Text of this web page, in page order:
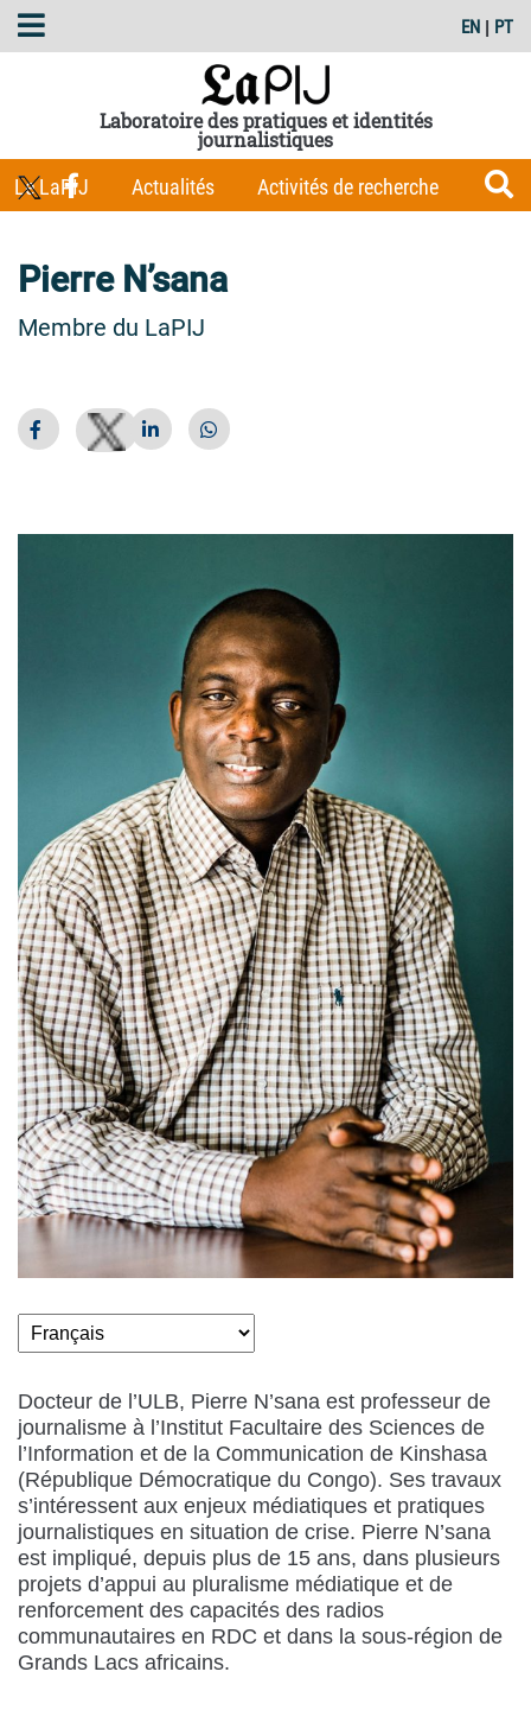
EN | PT
Laboratoire des pratiques et identités
journalistiques
Le LaPIJ
Actualités Activités de recherche
Publications
Pierre N’sana
Membre du LaPIJ
Docteur de l’ULB, Pierre N’sana est professeur de
journalisme à l’Institut Facultaire des Sciences de
l’Information et de la Communication de Kinshasa
(République Démocratique du Congo). Ses travaux
s’intéressent aux enjeux médiatiques et pratiques
journalistiques en situation de crise. Pierre N’sana
est impliqué, depuis plus de 15 ans, dans plusieurs
projets d’appui au pluralisme médiatique et de
renforcement des capacités des radios
communautaires en RDC et dans la sous-région de
Grands Lacs africains.